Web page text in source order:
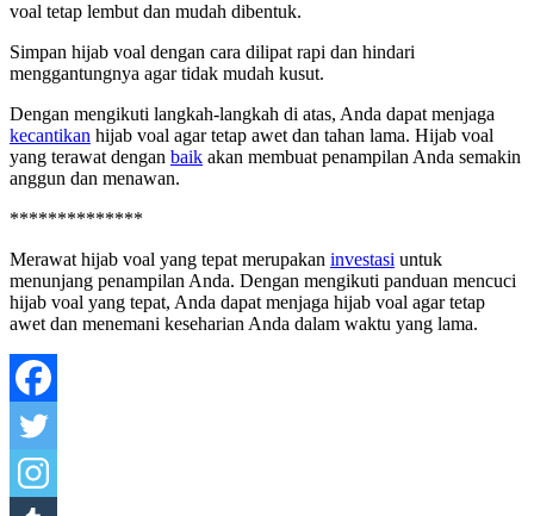
voal tetap lembut dan mudah dibentuk.
Simpan hijab voal dengan cara dilipat rapi dan hindari
menggantungnya agar tidak mudah kusut.
Dengan mengikuti langkah-langkah di atas, Anda dapat menjaga
kecantikan hijab voal agar tetap awet dan tahan lama. Hijab voal
yang terawat dengan baik akan membuat penampilan Anda semakin
anggun dan menawan.
**************
Merawat hijab voal yang tepat merupakan investasi untuk
menunjang penampilan Anda. Dengan mengikuti panduan mencuci
hijab voal yang tepat, Anda dapat menjaga hijab voal agar tetap
awet dan menemani keseharian Anda dalam waktu yang lama.